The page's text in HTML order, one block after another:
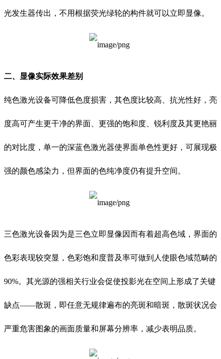
光发生器传出，不用根据荧光绿轮的构件就可以立即显像。
二、显像实际效果差别
纯色激光设备可降低色度损害，其色度比较高、抗光性好，亮
度高可产生更干净的界面、更强的饱和度、锐利度及其更艳丽
的对比度，单一的深蓝色激光器使界面单色性更好，可展现极
强的颜色感染力，但界面的色纯净度仍有提升空间。
三色激光设备因为是三色立即显像因而有着超高色域，界面的
色彩表现较突显，色彩饱和度普及率可做到人使眼色域范畴的
90%。其光源的强相关行业会促使投影光在空间上形成了关键
缺点——散斑，即任意无规律遍布的亮斑和暗斑，散斑状况会
严重危害图象的画面质量和屏幕分辨率，减少表明品质。